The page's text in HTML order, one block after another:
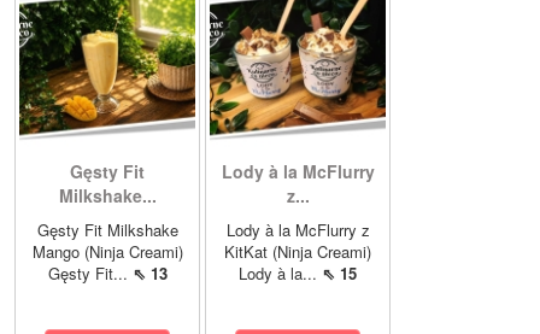
Gęsty Fit
Milkshake...
Gęsty Fit Milkshake
Mango (Ninja Creami)
Gęsty Fit... ⇖ 13
Lody à la McFlurry
z...
Lody à la McFlurry z
KitKat (Ninja Creami)
Lody à la... ⇖ 15